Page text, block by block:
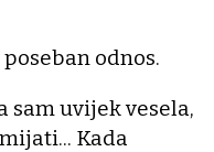
odnos.
sam uvijek vesela,
Kada